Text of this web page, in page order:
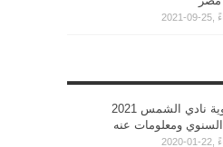
اسعار عضوية نادي الشمس 2021
ومعلومات عنه